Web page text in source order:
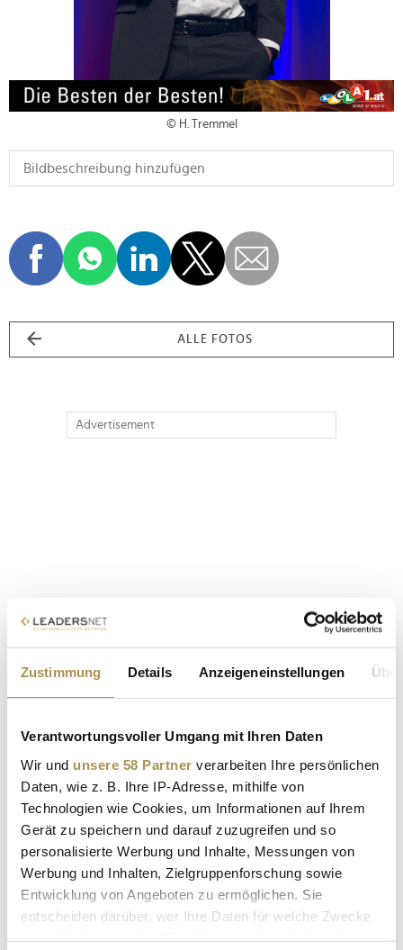
Zustimmung Details Anzeigeneinstellungen
Verantwortungsvoller Umgang mit Ihren Daten
Wir und unsere 58 Partner verarbeiten Ihre persönlichen
Daten, wie z. B. Ihre IP-Adresse, mithilfe von
Technologien wie Cookies, um Informationen auf Ihrem
Gerät zu speichern und darauf zuzugreifen und so
personalisierte Werbung und Inhalte, Messungen von
Werbung und Inhalten, Zielgruppenforschung sowie
Entwicklung von Angeboten zu ermöglichen. Sie
entscheiden darüber, wer Ihre Daten für welche Zwecke
© H. Tremmel
ALLE FOTOS
Advertisement